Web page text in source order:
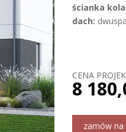
ścianka
dach:
CENA
8
zamów na